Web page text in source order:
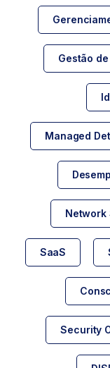
Gestão
Managed
Network
SaaS
Security